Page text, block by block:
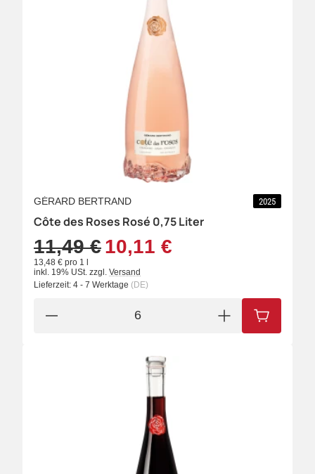
GÉRARD BERTRAND 2025
Côte des Roses Rosé 0,75 Liter
10,11 €
11,49 €
13,48 € pro 1 l
inkl. 19% USt. zzgl. Versand
Lieferzeit: 4 - 7 Werktage (DE)
IN DEN